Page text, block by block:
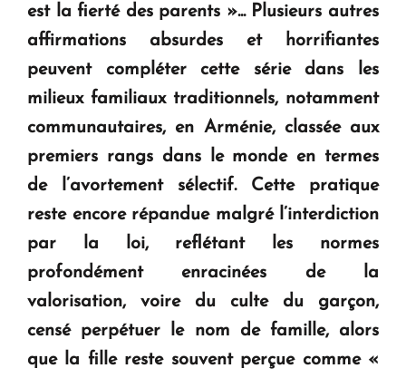
est la fierté des parents »... Plusieurs autres
affirmations absurdes et horrifiantes
peuvent compléter cette série dans les
milieux familiaux traditionnels, notamment
communautaires, en Arménie, classée aux
premiers rangs dans le monde en termes
de l’avortement sélectif. Cette pratique
reste encore répandue malgré l’interdiction
par la loi, reflétant les normes
profondément enracinées de la
valorisation, voire du culte du garçon,
censé perpétuer le nom de famille, alors
que la fille reste souvent perçue comme «